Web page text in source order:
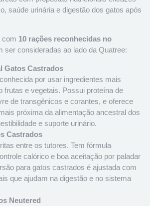
saúde urinária e digestão dos gatos após
com 10 rações reconhecidas no
ser consideradas ao lado da Quatree:
Gatos Castrados
por usar ingredientes mais
frutas e vegetais. Possui proteína de
de transgênicos e corantes, e oferece
próxima da alimentação ancestral dos
e suporte urinário.
Castrados
entre os tutores. Tem fórmula
calórico e boa aceitação por paladar
para gatos castrados é ajustada com
que ajudam na digestão e no sistema
Neutered